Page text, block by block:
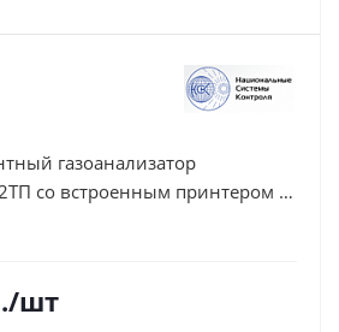
газоанализатор
со встроенным принтером (0
/шт